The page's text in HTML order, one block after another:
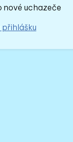
nové uchazeče
přihlášku